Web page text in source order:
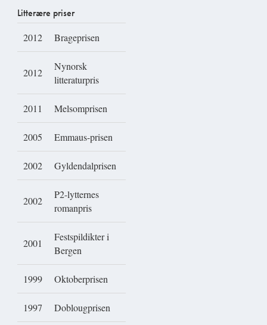
Litterære priser
2012
Brageprisen
2012
Nynorsk
litteraturpris
2011 Melsomprisen
2005 Emmaus-prisen
2002 Gyldendalprisen
2002
P2-lytternes
romanpris
2001
Festspildikter i
Bergen
1999 Oktoberprisen
1997 Doblougprisen